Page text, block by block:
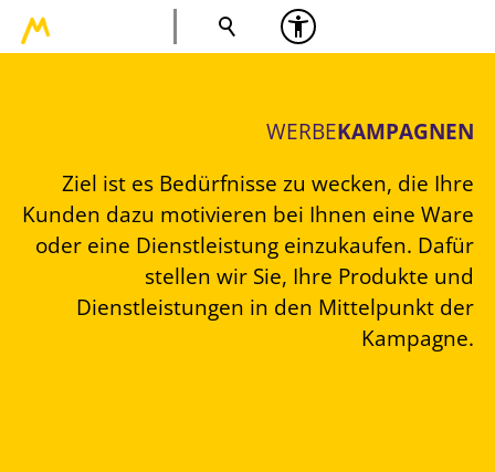
WERBEKAMPAGNEN
Ziel ist es Bedürfnisse zu wecken, die Ihre
Kunden dazu motivieren bei Ihnen eine Ware
oder eine Dienstleistung einzukaufen. Dafür
stellen wir Sie, Ihre Produkte und
Dienstleistungen in den Mittelpunkt der
Kampagne.